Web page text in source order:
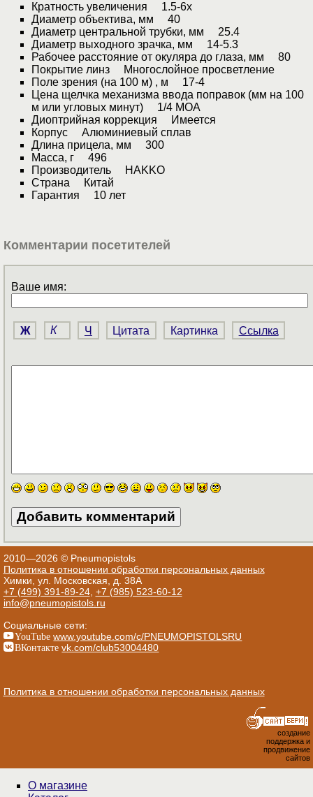
Кратность увеличения 1.5-6x
Диаметр объектива, мм 40
Диаметр центральной трубки, мм 25.4
Диаметр выходного зрачка, мм 14-5.3
Рабочее расстояние от окуляра до глаза, мм 80
Покрытие линз Многослойное просветление
Поле зрения (на 100 м) , м 17-4
Цена щелчка механизма ввода поправок (мм на 100
м или угловых минут) 1/4 MOA
Диоптрийная коррекция Имеется
Корпус Алюминиевый сплав
Длина прицела, мм 300
Масса, г 496
Производитель HAKKO
Страна Китай
Гарантия 10 лет
Комментарии посетителей
Ваше имя:
Ж К Ч Цитата Картинка Ссылка
2010—2026 © Pneumopistols
Политика в отношении обработки персональных данных
Химки, ул. Московская, д. 38А
+7 (499) 391-89-24, +7 (985) 523-60-12
info@pneumopistols.ru
Социальные сети:
YouTube www.youtube.com/c/PNEUMOPISTOLSRU
ВКонтакте vk.com/club53004480
Политика в отношении обработки персональных данных
создание
поддержка и
продвижение
сайтов
О магазине